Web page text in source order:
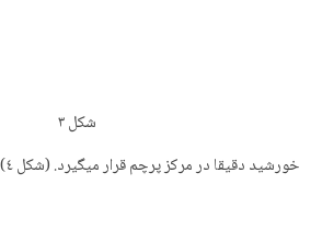
شکل۳
خورشید دقیقا در مرکز پرچم قرار میگیرد.(شکل ٤)